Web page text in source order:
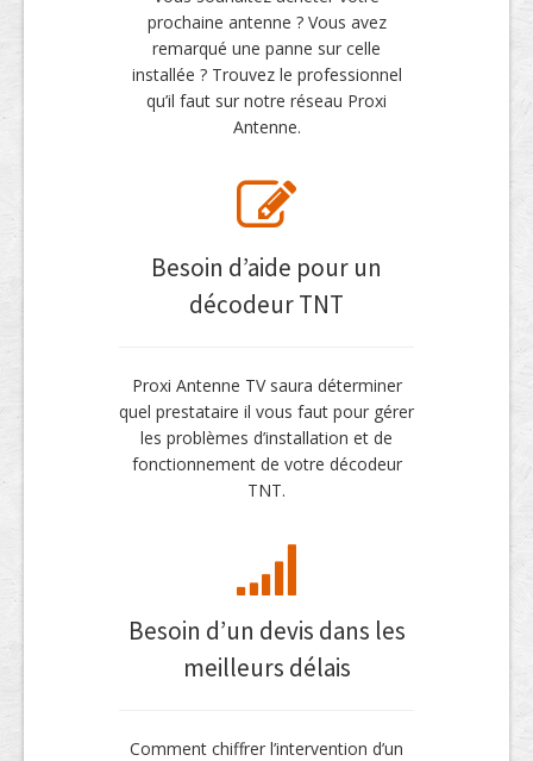
prochaine antenne ? Vous avez
remarqué une panne sur celle
installée ? Trouvez le professionnel
qu’il faut sur notre réseau Proxi
Antenne.
Besoin d’aide pour un
décodeur TNT
Proxi Antenne TV saura déterminer
quel prestataire il vous faut pour gérer
les problèmes d’installation et de
fonctionnement de votre décodeur
TNT.
Besoin d’un devis dans les
meilleurs délais
Comment chiffrer l’intervention d’un